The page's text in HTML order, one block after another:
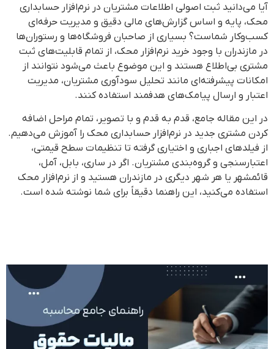
آیا می‌دانید ثبت اصولی اطلاعات مشتریان در نرم‌افزار حسابداری
محک، پایه و اساس گزارش‌های مالی دقیق و مدیریت حرفه‌ای
کسب‌وکار شماست؟ بسیاری از صاحبان فروشگاه‌ها و رستوران‌ها
در مازندران با وجود خرید نرم‌افزار محک، از تمام قابلیت‌های ثبت
مشتری بی‌اطلاع هستند و این موضوع باعث می‌شود نتوانند از
امکانات پیشرفته‌ای مانند تحلیل سودآوری مشتریان، مدیریت
اعتبار و ارسال پیامک‌های هدفمند استفاده کنند.
در این مقاله جامع، قدم به قدم و با تصویر، تمام مراحل اضافه
کردن مشتری جدید در نرم‌افزار حسابداری محک را آموزش می‌دهیم.
از فیلدهای اجباری و اختیاری گرفته تا تنظیمات سطح قیمتی،
اعتبارسنجی و گروه‌بندی مشتریان. اگر در ساری، بابل، آمل،
قائمشهر یا هر شهر دیگری در مازندران هستید و از نرم‌افزار محک
استفاده می‌کنید، این راهنما دقیقاً برای شما نوشته شده است.